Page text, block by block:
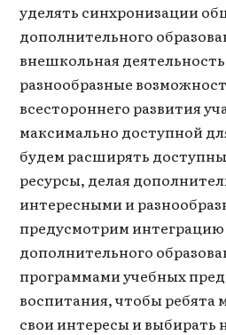
уделять синхронизации
дополнительного
внешкольная
разнообразные
всестороннего развития
максимально доступной
будем расширять
ресурсы, делая
интересными и
предусмотрим
дополнительного
программами учебных
воспитания, чтобы ребята
свои интересы и выбирать